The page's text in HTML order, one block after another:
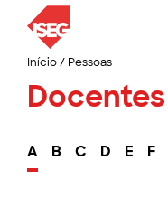
Início/ Pessoas
Docentes
A B C D E F